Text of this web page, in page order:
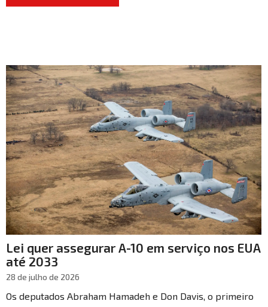
Lei quer assegurar A-10 em serviço nos EUA
até 2033
28 de julho de 2026
Os deputados Abraham Hamadeh e Don Davis, o primeiro